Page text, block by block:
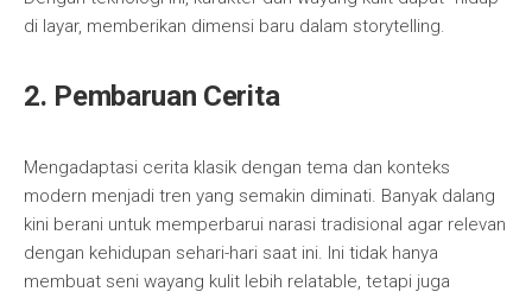
di layar, memberikan dimensi baru dalam storytelling.
2. Pembaruan Cerita
Mengadaptasi cerita klasik dengan tema dan konteks
modern menjadi tren yang semakin diminati. Banyak dalang
kini berani untuk memperbarui narasi tradisional agar relevan
dengan kehidupan sehari-hari saat ini. Ini tidak hanya
membuat seni wayang kulit lebih relatable, tetapi juga